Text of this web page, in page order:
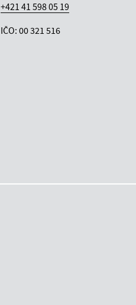
+421 41 598 05 19
IČO: 00 321 516